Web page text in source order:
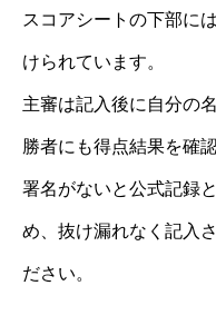
スコアシートの下部に
けられています。
主審は記入後に自分の
勝者にも得点結果を確
署名がないと公式記録
め、抜け漏れなく記入
ださい。